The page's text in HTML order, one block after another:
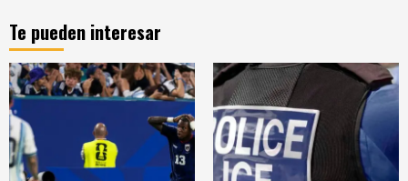
Te pueden interesar